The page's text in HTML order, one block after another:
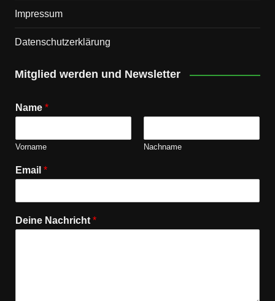
Impressum
Datenschutz­erklärung
Mitglied werden und Newsletter
Name *
Vorname Nachname
Email *
Deine Nachricht*